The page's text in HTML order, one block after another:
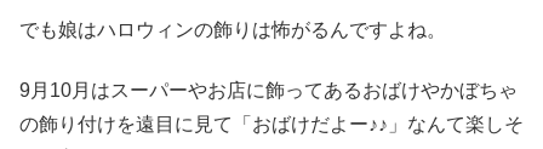
でも娘はハロウィンの飾りは怖がるんですよね。
9月10月はスーパーやお店に飾ってあるおばけやかぼちゃ
の飾り付けを遠目に見て「おばけだよー♪♪」なんて楽しそ